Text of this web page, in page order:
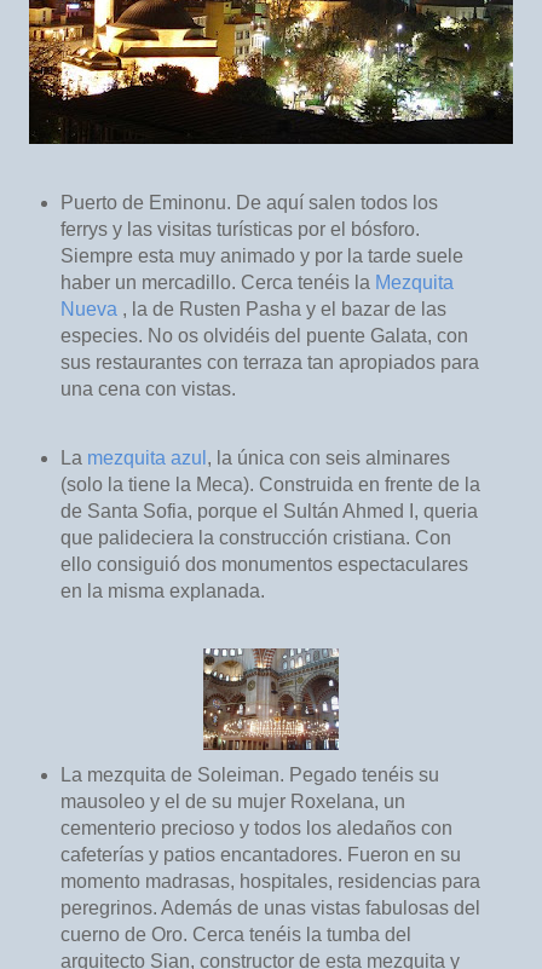
Puerto de Eminonu. De aquí salen todos los
ferrys y las visitas turísticas por el bósforo.
Siempre esta muy animado y por la tarde suele
haber un mercadillo. Cerca tenéis la Mezquita
Nueva , la de Rusten Pasha y el bazar de las
especies. No os olvidéis del puente Galata, con
sus restaurantes con terraza tan apropiados para
una cena con vistas.
La mezquita azul , la única con seis alminares
(solo la tiene la Meca). Construida en frente de la
de Santa Sofia, porque el Sultán Ahmed I, queria
que palideciera la construcción cristiana. Con
ello consiguió dos monumentos espectaculares
en la misma explanada.
La mezquita de Soleiman. Pegado tenéis su
mausoleo y el de su mujer Roxelana, un
cementerio precioso y todos los aledaños con
cafeterías y patios encantadores. Fueron en su
momento madrasas, hospitales, residencias para
peregrinos. Además de unas vistas fabulosas del
cuerno de Oro. Cerca tenéis la tumba del
arquitecto Sian, constructor de esta mezquita y